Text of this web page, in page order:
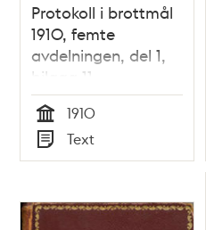
Protokoll i brottmål
1910, femte
avdelningen, del 1,
bilaga 11
Tid
1910
Typ
Text